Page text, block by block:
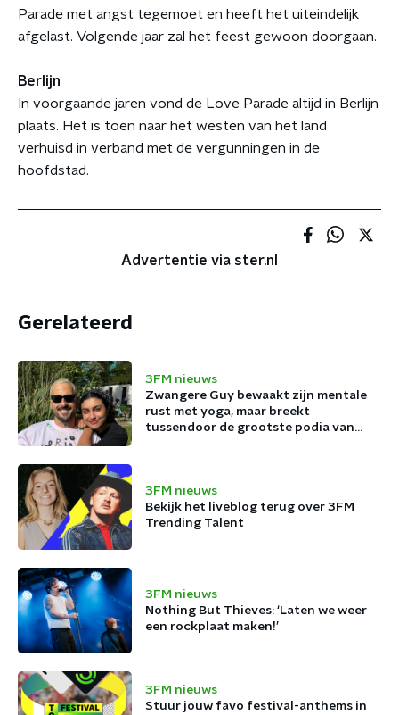
Parade met angst tegemoet en heeft het uiteindelijk
afgelast. Volgende jaar zal het feest gewoon doorgaan.
Berlijn
In voorgaande jaren vond de Love Parade altijd in Berlijn
plaats. Het is toen naar het westen van het land
verhuisd in verband met de vergunningen in de
hoofdstad.
Advertentie via ster.nl
Gerelateerd
3FM nieuws
Zwangere Guy bewaakt zijn mentale
rust met yoga, maar breekt
tussendoor de grootste podia van
3FM nieuws
Bekijk het liveblog terug over 3FM
Trending Talent
3FM nieuws
Nothing But Thieves: ‘Laten we weer
een rockplaat maken!’
3FM nieuws
Stuur jouw favo festival-anthems in